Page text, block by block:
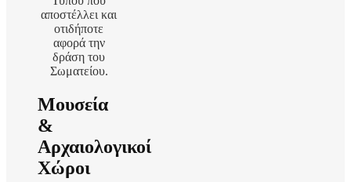
αποστέλλει και
οτιδήποτε
αφορά την
δράση του
Σωματείου.
Μουσεία
&
Αρχαιολογικοί
Χώροι